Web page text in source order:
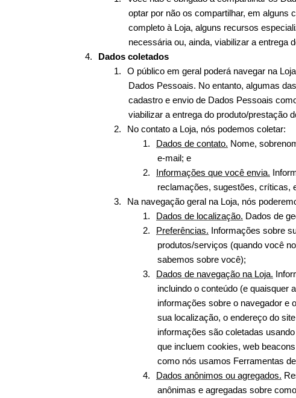
optar por não os compartilhar, em alguns
completo à Loja, alguns recursos
necessária ou, ainda, viabilizar a entrega
4.
Dados coletados
1.
O público em geral poderá navegar na
Dados Pessoais. No entanto, algumas
cadastro e envio de Dados Pessoais
viabilizar a entrega do produto/prestação
2.
No contato a Loja, nós podemos coletar:
1.
Dados de contato. Nome,
e-mail; e
2.
Informações que você envia.
reclamações, sugestões, críticas,
3.
Na navegação geral na Loja, nós
1.
Dados de localização. Dados de
2.
Preferências. Informações sobre
produtos/serviços (quando você
sabemos sobre você);
3.
Dados de navegação na Loja.
incluindo o conteúdo (e quaisquer
informações sobre o navegador e
sua localização, o endereço do
informações são coletadas
que incluem cookies, web
como nós usamos Ferramentas
4.
Dados anônimos ou agregados.
anônimas e agregadas sobre